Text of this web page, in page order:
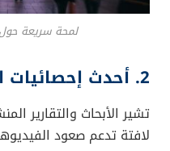
وقد كانت تيك توك
تجربة استخدام مُسلية
المنصة ملايين
التواصل الاجتماعي
بينها إنستغرامبفكرة